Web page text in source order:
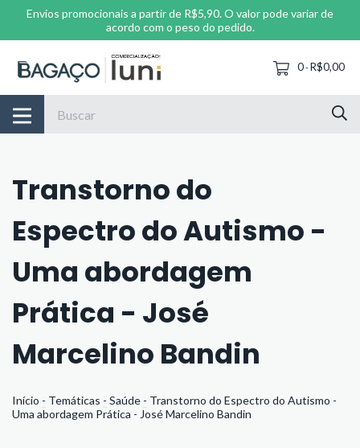
Envios promocionais a partir de R$5,90. O valor pode variar de
acordo com o peso do pedido.
0-R$0,00
Transtorno do
Espectro do Autismo -
Uma abordagem
Prática - José
Marcelino Bandin
Início - Temáticas - Saúde - Transtorno do Espectro do Autismo -
Uma abordagem Prática - José Marcelino Bandin